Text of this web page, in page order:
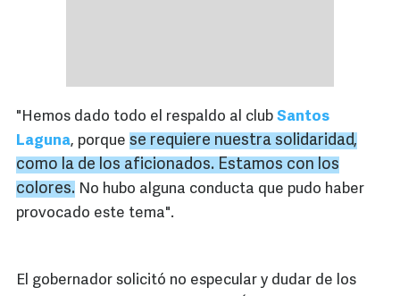
"Hemos dado todo el respaldo al club Santos
Laguna, porque se requiere nuestra solidaridad,
como la de los aficionados. Estamos con los
colores. No hubo alguna conducta que pudo haber
provocado este tema".
El gobernador solicitó no especular y dudar de los